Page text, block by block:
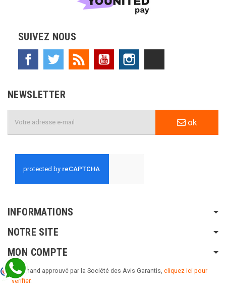
SUIVEZ NOUS
Facebook Twitter Rss YouTube
NEWSLETTER
ok
INFORMATIONS
NOTRE SITE
MON COMPTE
Marchand approuvé par la Société des Avis Garantis, cliquez ici pour
vérifier.